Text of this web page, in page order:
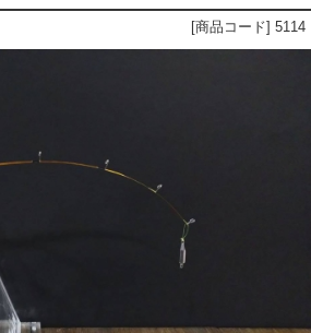
[商品コード] 5114